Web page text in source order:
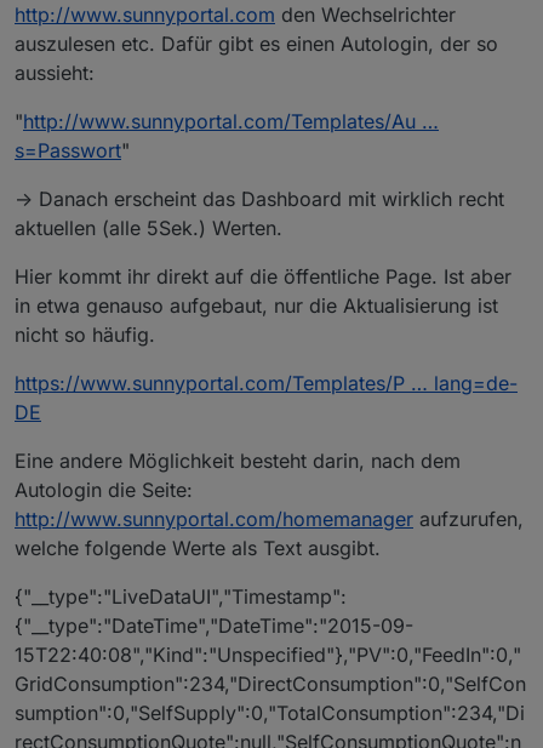
http://www.sunnyportal.com den Wechselrichter
auszulesen etc. Dafür gibt es einen Autologin, der so
aussieht:
"http://www.sunnyportal.com/Templates/Au …
s=Passwort"
-> Danach erscheint das Dashboard mit wirklich recht
aktuellen (alle 5Sek.) Werten.
Hier kommt ihr direkt auf die öffentliche Page. Ist aber
in etwa genauso aufgebaut, nur die Aktualisierung ist
nicht so häufig.
https://www.sunnyportal.com/Templates/P … lang=de-
DE
Eine andere Möglichkeit besteht darin, nach dem
Autologin die Seite:
http://www.sunnyportal.com/homemanager aufzurufen,
welche folgende Werte als Text ausgibt.
{"__type":"LiveDataUI","Timestamp":
{"__type":"DateTime","DateTime":"2015-09-
15T22:40:08","Kind":"Unspecified"},"PV":0,"FeedIn":0,"
GridConsumption":234,"DirectConsumption":0,"SelfCon
sumption":0,"SelfSupply":0,"TotalConsumption":234,"Di
rectConsumptionQuote":null,"SelfConsumptionQuote":n